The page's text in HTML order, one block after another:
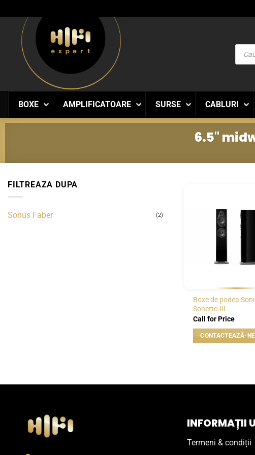
to
content
search
BOXE AMPLIFICATOARE SURSE CABLURI
6.5"
FILTREAZA DUPA
Sonus Faber (2)
Boxe de podea
Sonetto III
Call for Price
INFORMAȚII
Termeni & condiții